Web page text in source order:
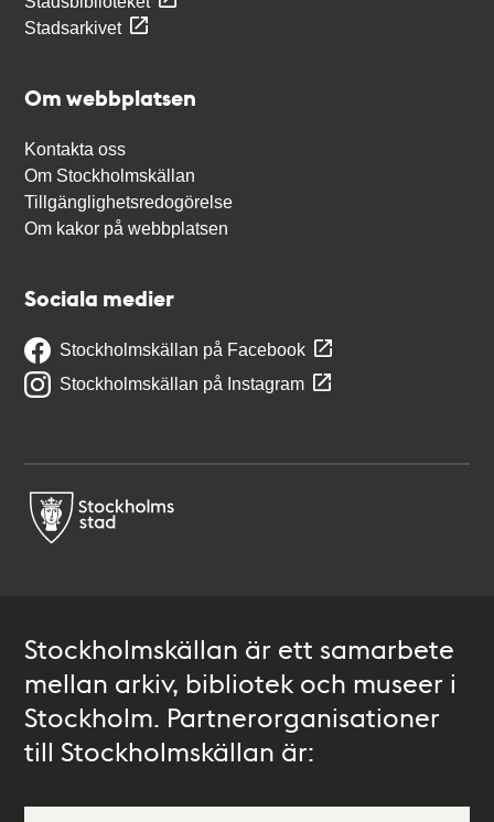
Stadsarkivet
Om webbplatsen
Kontakta oss
Om Stockholmskällan
Tillgänglighetsredogörelse
Om kakor på webbplatsen
Sociala medier
Stockholmskällan på Facebook
Stockholmskällan på Instagram
Stockholmskällan är ett samarbete
mellan arkiv, bibliotek och museer i
Stockholm. Partnerorganisationer
till Stockholmskällan är: